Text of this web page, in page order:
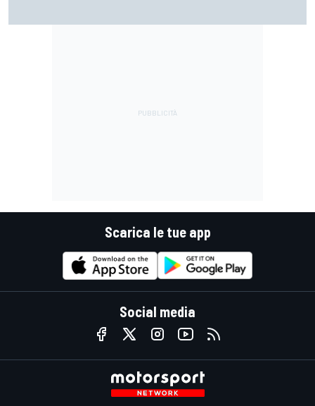
Scarica le tue app
Social media